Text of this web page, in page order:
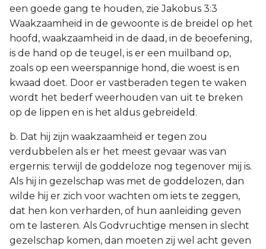
een goede gang te houden, zie Jakobus 3:3
Waakzaamheid in de gewoonte is de breidel op het
hoofd, waakzaamheid in de daad, in de beoefening,
is de hand op de teugel, is er een muilband op,
zoals op een weerspannige hond, die woest is en
kwaad doet. Door er vastberaden tegen te waken
wordt het bederf weerhouden van uit te breken
op de lippen en is het aldus gebreideld.
b. Dat hij zijn waakzaamheid er tegen zou
verdubbelen als er het meest gevaar was van
ergernis: terwijl de goddeloze nog tegenover mij is.
Als hij in gezelschap was met de goddelozen, dan
wilde hij er zich voor wachten om iets te zeggen,
dat hen kon verharden, of hun aanleiding geven
om te lasteren. Als Godvruchtige mensen in slecht
gezelschap komen, dan moeten zij wel acht geven